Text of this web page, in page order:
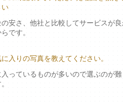
い
安さ、他社と比較してサービスが良
です。
に入りの写真を教えてください。
入っているものが多いので選ぶのが難